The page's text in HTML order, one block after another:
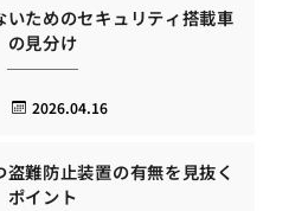
ためのセキュリティ搭載車
の見分け
2026.04.16
難防止装置の有無を見抜く
ポイント